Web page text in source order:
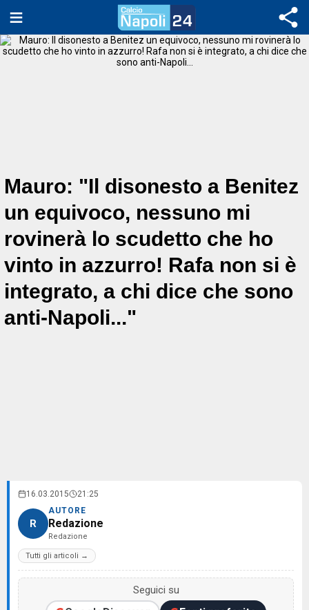
Mauro: "Il disonesto a Benitez
un equivoco, nessuno mi
rovinerà lo scudetto che ho
vinto in azzurro! Rafa non si è
integrato, a chi dice che sono
anti-Napoli..."
16.03.2015 21:25
R
AUTORE
Redazione
Redazione
Tutti gli articoli →
Seguici su